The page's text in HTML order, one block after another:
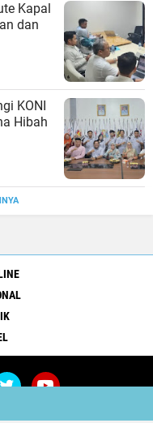
Kapal
dan
KONI
Hibah